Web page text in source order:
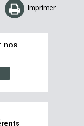
Imprimer
nos